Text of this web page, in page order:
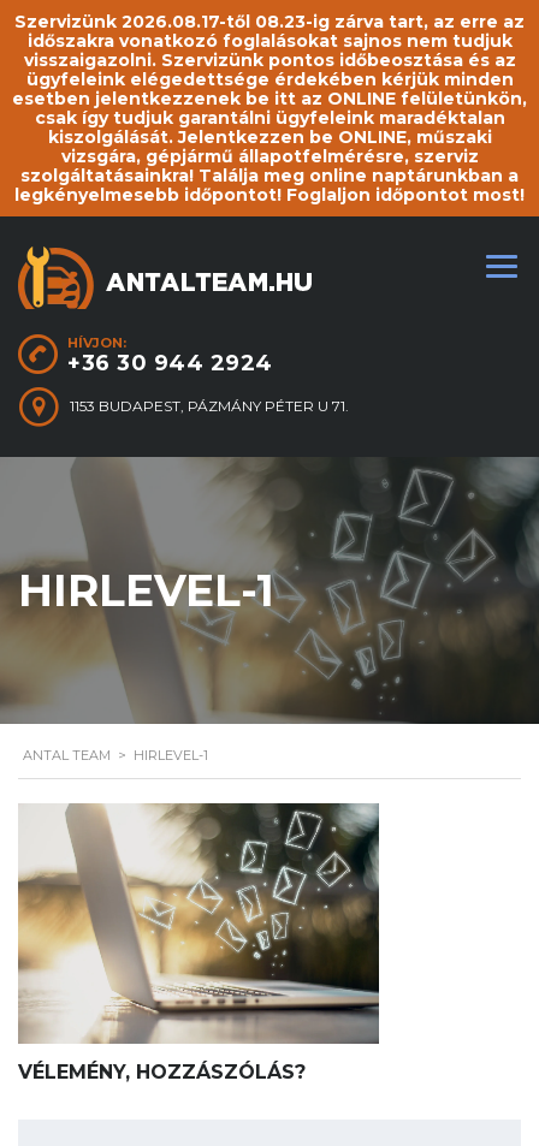
Szervizünk 2026.08.17-től 08.23-ig zárva tart, az erre az
időszakra vonatkozó foglalásokat sajnos nem tudjuk
visszaigazolni. Szervizünk pontos időbeosztása és az
ügyfeleink elégedettsége érdekében kérjük minden
esetben jelentkezzenek be itt az ONLINE felületünkön,
csak így tudjuk garantálni ügyfeleink maradéktalan
kiszolgálását. Jelentkezzen be ONLINE, műszaki
vizsgára, gépjármű állapotfelmérésre, szerviz
szolgáltatásainkra! Találja meg online naptárunkban a
legkényelmesebb időpontot! Foglaljon időpontot most!
HÍVJON:
+36 30 944 2924
1153 BUDAPEST, PÁZMÁNY PÉTER U 71.
HIRLEVEL-1
ANTAL TEAM > HIRLEVEL-1
VÉLEMÉNY, HOZZÁSZÓLÁS?